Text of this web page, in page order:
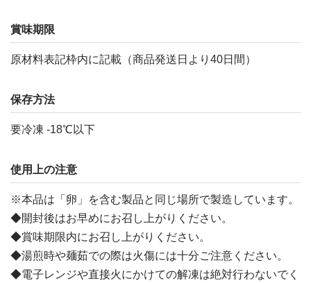
賞味期限
原材料表記枠内に記載（商品発送日より40日間）
保存方法
要冷凍 -18℃以下
使用上の注意
※本品は「卵」を含む製品と同じ場所で製造しています。
◆開封後はお早めにお召し上がりください。
◆賞味期限内にお召し上がりください。
◆湯煎時や麺茹での際は火傷には十分ご注意ください。
◆電子レンジや直接火にかけての解凍は絶対行わないでく